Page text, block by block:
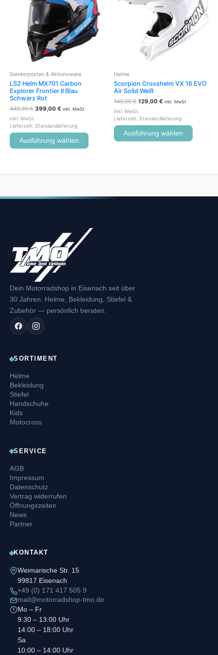
Sonderposten & Aktionsware
LS2 Helm MX701 Carbon
Explorer Frontier II Blau
Schwarz Rot
449,99€ 399,00 € inkl. MwSt
inkl. MwSt.
Lieferzeit: Standardlieferung
Ausführung wählen
mehrere
Varianten
auf.
Die
Optionen
Produktseite
Helme
Scorpion Crosshelm VX 16 EVO
Air Solid Weiß
149,90€ 129,00 € inkl. MwSt
inkl. MwSt.
Lieferzeit: Standardlieferung
Ausführung wählen
mehrere
auf.
Die
gewählt
Dein Motorradshop in Eisenach seit über
30 Jahren. Helme, Bekleidung, Stiefel &
Zubehör — persönlich beraten.
SORTIMENT
Helme
Bekleidung
Stiefel
Handschuhe
Kids
Motocross
SERVICE
AGB
Impressum
Datenschutz
Vertrag widerrufen
Öffnungszeiten
News
Partner
KONTAKT
Weimarische Str. 15
99817 Eisenach
+49 (0) 171 417 505 9
mail@motorradshop-tmo.de
Mo – Fr
9:30 – 13:00 Uhr
14:00 – 18:00 Uhr
Sa
10:00 – 14:00 Uhr